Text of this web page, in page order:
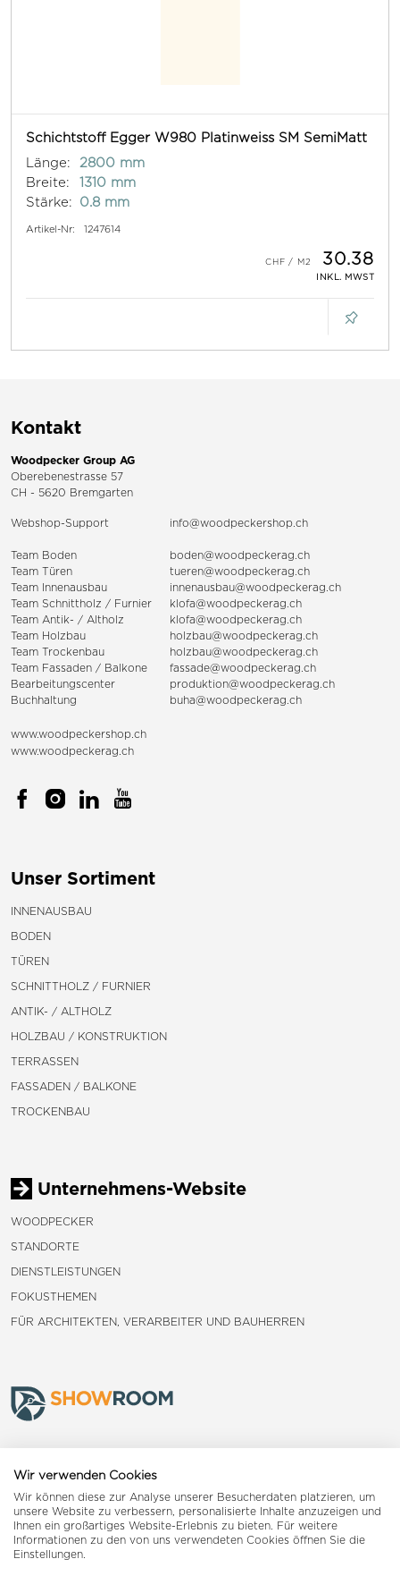
Schichtstoff Egger W980 Platinweiss SM SemiMatt
Länge:
2800 mm
Breite:
1310 mm
Stärke:
0.8 mm
Artikel-Nr: 1247614
30.38
INKL. MWST
Kontakt
Woodpecker Group AG
Oberebenestrasse 57
CH - 5620 Bremgarten
Webshop-Support info@woodpeckershop.ch
Team Boden
boden@woodpeckerag.ch
Team Türen
tueren@woodpeckerag.ch
Team Innenausbau
innenausbau@woodpeckerag.ch
Team Schnittholz / Furnier
klofa@woodpeckerag.ch
Team Antik- / Altholz
klofa@woodpeckerag.ch
Team Holzbau
holzbau@woodpeckerag.ch
Team Trockenbau
holzbau@woodpeckerag.ch
Team Fassaden / Balkone
fassade@woodpeckerag.ch
Bearbeitungscenter
produktion@woodpeckerag.ch
Buchhaltung
buha@woodpeckerag.ch
www.woodpeckershop.ch
www.woodpeckerag.ch
Unser Sortiment
INNENAUSBAU
BODEN
TÜREN
SCHNITTHOLZ / FURNIER
ANTIK- / ALTHOLZ
HOLZBAU / KONSTRUKTION
TERRASSEN
FASSADEN / BALKONE
TROCKENBAU
Unternehmens-Website
WOODPECKER
STANDORTE
DIENSTLEISTUNGEN
FOKUSTHEMEN
FÜR ARCHITEKTEN, VERARBEITER UND BAUHERREN
Landquart
Reiden
Wir verwenden Cookies
Wir können diese zur Analyse unserer Besucherdaten platzieren, um
unsere Website zu verbessern, personalisierte Inhalte anzuzeigen und
Ihnen ein großartiges Website-Erlebnis zu bieten. Für weitere
Informationen zu den von uns verwendeten Cookies öffnen Sie die
Einstellungen.